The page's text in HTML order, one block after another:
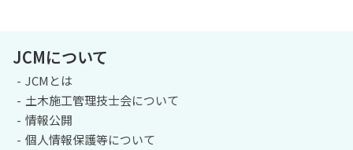
JCMについて
JCMとは
土木施工管理技士会について
情報公開
個人情報保護等について